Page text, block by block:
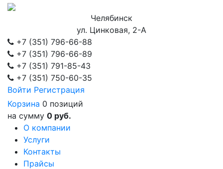
Челябинск
ул. Цинковая, 2-А
+7 (351) 796-66-88
+7 (351) 796-66-89
+7 (351) 791-85-43
+7 (351) 750-60-35
Войти Регистрация
Корзина 0 позиций
на сумму 0 руб.
О компании
Услуги
Контакты
Прайсы